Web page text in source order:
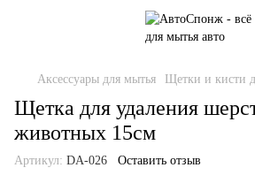
Аксессуары для мытья Щетки и кисти
Щетка для удаления
животных 15см
Артикул: DA-026 Оставить отзыв